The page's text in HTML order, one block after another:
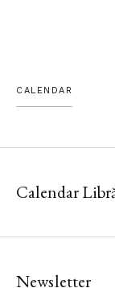
CALENDAR
Calendar
Newsletter